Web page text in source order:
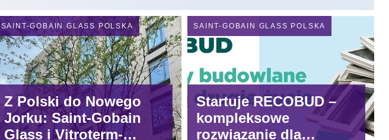
SAINT-GOBAIN GLASS POLSKA
Z Polski do Nowego
Jorku: Saint-Gobain
Glass i Vitroterm-
SAINT-GOBAIN GLASS POLSKA
Startuje RECOBUD –
kompleksowe
rozwiązanie dla